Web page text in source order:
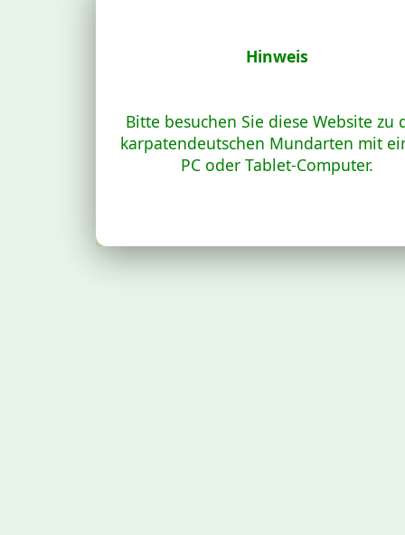
Hinweis
Bitte besuchen Sie diese Website zu
karpatendeutschen Mundarten mit
PC oder Tablet-Computer.